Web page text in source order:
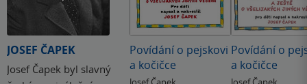
JOSEF ČAPEK
Josef Čapek byl slavný
Povídání o pejskovi
a kočičce
Povídání o
a kočičce